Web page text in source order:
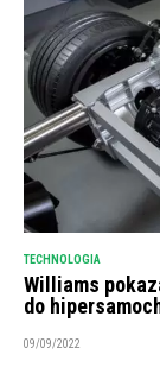
TECHNOLOGIA
Williams
do
09/09/2022